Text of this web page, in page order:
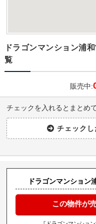
ドラゴンマンション浦
覧
販売中:
チェックを入れるとまとめ
ドラゴンマンション
この物件が